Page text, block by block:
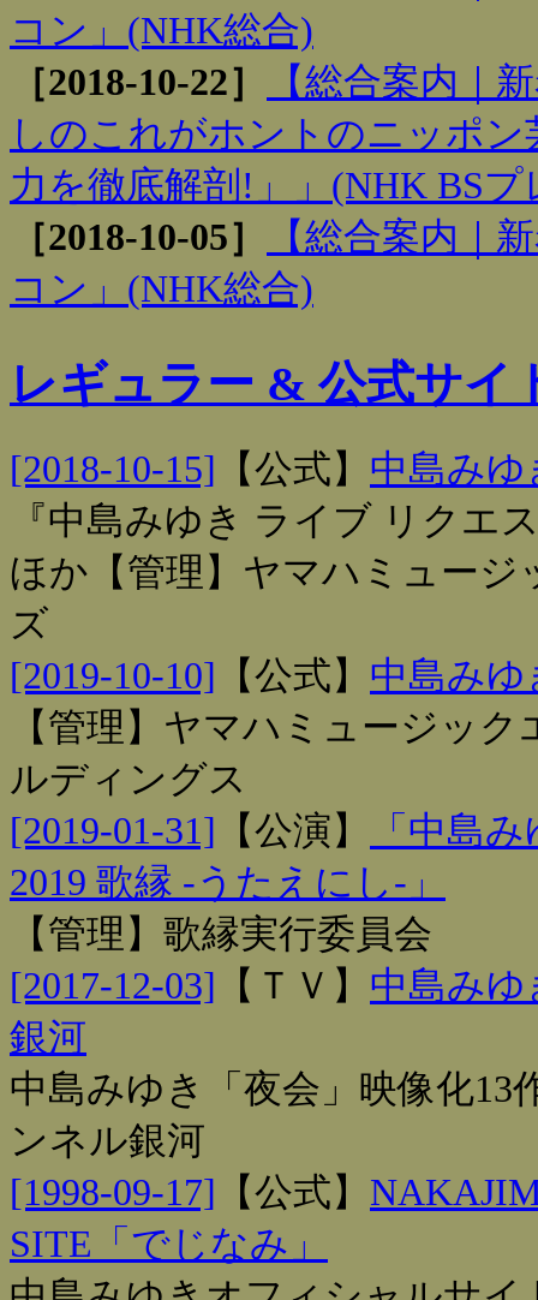
コン」(NHK総合)
［2018-10-22］
【総合案内｜
しのこれがホントのニッポ
力を徹底解剖!」」(NHK BS
［2018-10-05］
【総合案内｜
コン」(NHK総合)
レギュラー & 公式サイ
[2018-10-15] 【公式】 中島みゆ
『中島みゆき ライブ リクエ
ほか【管理】ヤマハミュー
ズ
[2019-10-10] 【公式】 中島みゆ
【管理】ヤマハミュージッ
ルディングス
[2019-01-31] 【公演】
「中島
2019 歌縁 -うたえにし-」
【管理】歌縁実行委員会
[2017-12-03] 【 ＴＶ 】 中島みゆ
銀河
中島みゆき「夜会」映像化13
ンネル銀河
[1998-09-17] 【公式】
SITE「でじなみ」